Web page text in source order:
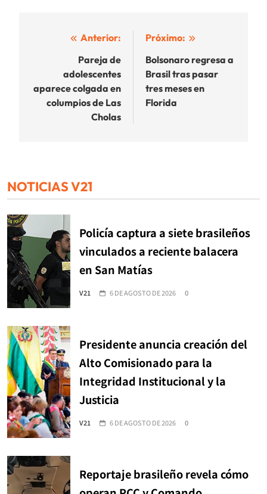
Navegación
entradas
Anterior:
Pareja de
adolescentes
aparece colgada en
columpios de Las
Cholas
Próximo:
Bolsonaro regresa a
Brasil tras pasar
tres meses en
Florida
NOTICIAS V21
Policía captura a siete brasileños
vinculados a reciente balacera
en San Matías
V21 6 DE AGOSTO DE 2026 0
Presidente anuncia creación del
Alto Comisionado para la
Integridad Institucional y la
Justicia
V21 6 DE AGOSTO DE 2026 0
Reportaje brasileño revela cómo